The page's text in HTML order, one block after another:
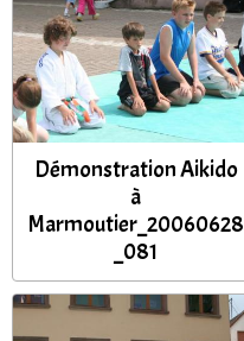
Démonstration Aikido
à
Marmoutier_20060628
_081